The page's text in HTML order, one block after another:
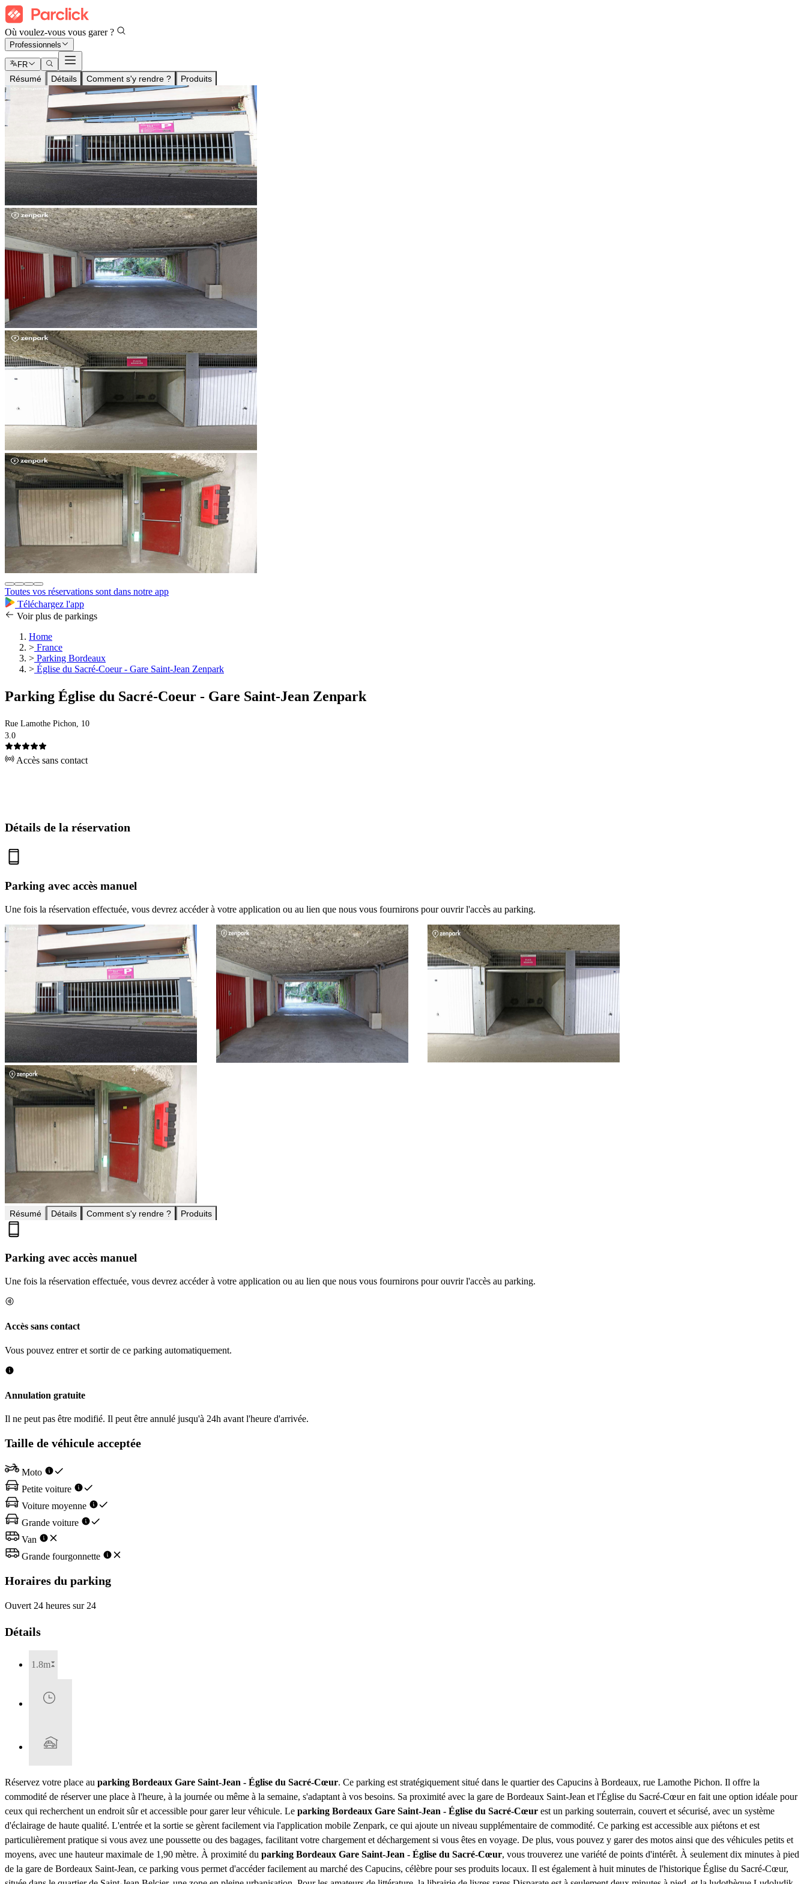
Où voulez-vous vous garer ?
Professionnels
FR
Résumé Détails Comment s'y rendre ? Produits
Toutes vos réservations sont dans notre app
Téléchargez l'app
Voir plus de parkings
Home
> France
> Parking Bordeaux
> Église du Sacré-Coeur - Gare Saint-Jean Zenpark
Parking Église du Sacré-Coeur - Gare Saint-Jean Zenpark
Rue Lamothe Pichon, 10
3.0
Accès sans contact
Détails de la réservation
Parking avec accès manuel
Une fois la réservation effectuée, vous devrez accéder à votre application ou au lien que nous vous fournirons pour ouvrir l'accès au parking.
Résumé Détails Comment s'y rendre ? Produits
Parking avec accès manuel
Une fois la réservation effectuée, vous devrez accéder à votre application ou au lien que nous vous fournirons pour ouvrir l'accès au parking.
Accès sans contact
Vous pouvez entrer et sortir de ce parking automatiquement.
Annulation gratuite
Il ne peut pas être modifié. Il peut être annulé jusqu'à 24h avant l'heure d'arrivée.
Taille de véhicule acceptée
Moto
Petite voiture
Voiture moyenne
Grande voiture
Van
Grande fourgonnette
Horaires du parking
Ouvert 24 heures sur 24
Détails
1.8m
Réservez votre place au parking Bordeaux Gare Saint-Jean - Église du Sacré-Cœur. Ce parking est stratégiquement situé dans le quartier des Capucins à Bordeaux, rue Lamothe Pichon. Il offre la
commodité de réserver une place à l'heure, à la journée ou même à la semaine, s'adaptant à vos besoins. Sa proximité avec la gare de Bordeaux Saint-Jean et l'Église du Sacré-Cœur en fait une option idéale pour
ceux qui recherchent un endroit sûr et accessible pour garer leur véhicule. Le parking Bordeaux Gare Saint-Jean - Église du Sacré-Cœur est un parking souterrain, couvert et sécurisé, avec un système
d'éclairage de haute qualité. L'entrée et la sortie se gèrent facilement via l'application mobile Zenpark, ce qui ajoute un niveau supplémentaire de commodité. Ce parking est accessible aux piétons et est
particulièrement pratique si vous avez une poussette ou des bagages, facilitant votre chargement et déchargement si vous êtes en voyage. De plus, vous pouvez y garer des motos ainsi que des véhicules petits et
moyens, avec une hauteur maximale de 1,90 mètre. À proximité du parking Bordeaux Gare Saint-Jean - Église du Sacré-Cœur, vous trouverez une variété de points d'intérêt. À seulement dix minutes à pied
de la gare de Bordeaux Saint-Jean, ce parking vous permet d'accéder facilement au marché des Capucins, célèbre pour ses produits locaux. Il est également à huit minutes de l'historique Église du Sacré-Cœur,